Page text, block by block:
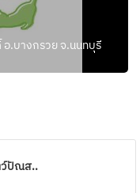
.บางกรวย จ.นนทบุรี
ปัณส..